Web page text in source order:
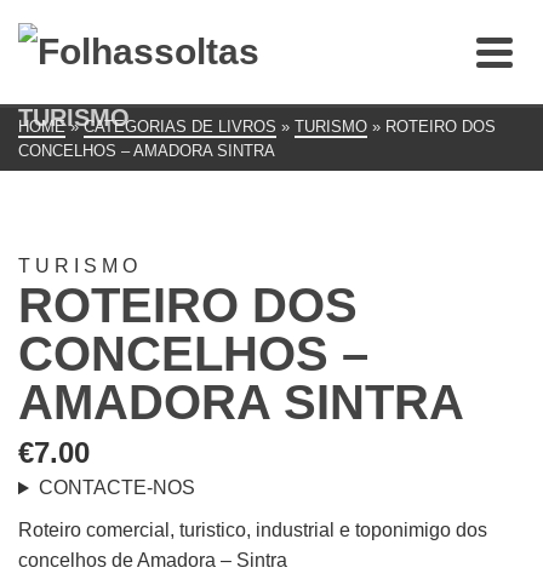
TURISMO
HOME » CATEGORIAS DE LIVROS » TURISMO » ROTEIRO DOS
CONCELHOS – AMADORA SINTRA
TURISMO
ROTEIRO DOS
CONCELHOS –
AMADORA SINTRA
€7.00
CONTACTE-NOS
Roteiro comercial, turistico, industrial e toponimigo dos
concelhos de Amadora – Sintra